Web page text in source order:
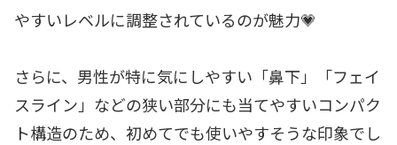
やすいレベルに調整されているのが魅力💗
さらに、男性が特に気にしやすい「鼻下」「フェイ
スライン」などの狭い部分にも当てやすいコンパク
ト構造のため、初めてでも使いやすそうな印象でし